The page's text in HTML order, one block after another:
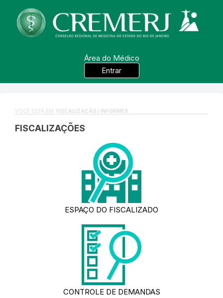
Área do Médico
Entrar
VOCÊ ESTÁ EM: FISCALIZAÇÃO / INFORMES
FISCALIZAÇÕES
ESPAÇO DO FISCALIZADO
CONTROLE DE DEMANDAS